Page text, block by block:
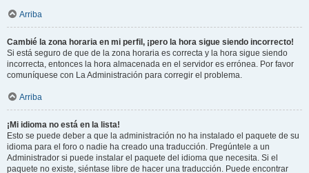
Arriba
Cambié la zona horaria en mi perfil, ¡pero la hora sigue siendo incorrecto!
Si está seguro de que de la zona horaria es correcta y la hora sigue siendo
incorrecta, entonces la hora almacenada en el servidor es errónea. Por favor
comuníquese con La Administración para corregir el problema.
Arriba
¡Mi idioma no está en la lista!
Esto se puede deber a que la administración no ha instalado el paquete de su
idioma para el foro o nadie ha creado una traducción. Pregúntele a un
Administrador si puede instalar el paquete del idioma que necesita. Si el
paquete no existe, siéntase libre de hacer una traducción. Puede encontrar